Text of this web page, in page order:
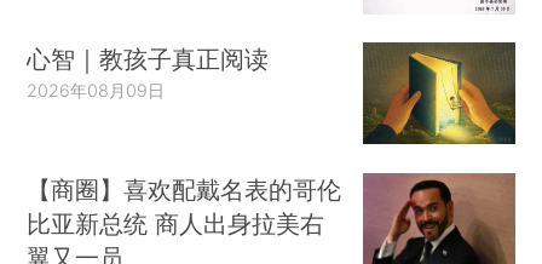
心智｜教孩子真正阅读
2026年08月09日
【商圈】喜欢配戴名表的哥伦
比亚新总统 商人出身拉美右
翼又一员